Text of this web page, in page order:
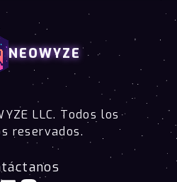
NEOWYZE
LLC. Todos los
reservados.